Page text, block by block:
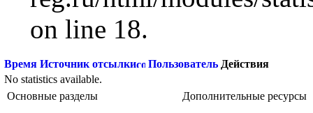
on line 18.
Время Источник отсылки Пользователь Действия
No statistics available.
Основные разделы
Дополнительные ресурсы